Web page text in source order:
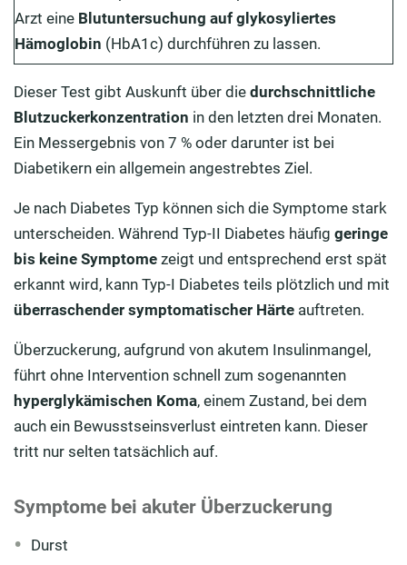
Arzt eine Blutuntersuchung auf glykosyliertes
Hämoglobin (HbA1c) durchführen zu lassen.
Dieser Test gibt Auskunft über die durchschnittliche
Blutzuckerkonzentration in den letzten drei Monaten.
Ein Messergebnis von 7 % oder darunter ist bei
Diabetikern ein allgemein angestrebtes Ziel.
Je nach Diabetes Typ können sich die Symptome stark
unterscheiden. Während Typ-II Diabetes häufig geringe
bis keine Symptome zeigt und entsprechend erst spät
erkannt wird, kann Typ-I Diabetes teils plötzlich und mit
überraschender symptomatischer Härte auftreten.
Überzuckerung, aufgrund von akutem Insulinmangel,
führt ohne Intervention schnell zum sogenannten
hyperglykämischen Koma, einem Zustand, bei dem
auch ein Bewusstseinsverlust eintreten kann. Dieser
tritt nur selten tatsächlich auf.
Symptome bei akuter Überzuckerung
Durst